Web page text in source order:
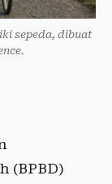
sepeda, dibuat
(BPBD)